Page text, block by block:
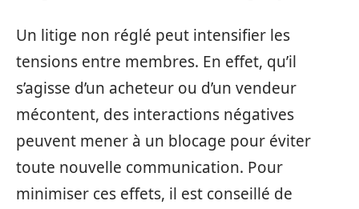
Un litige non réglé peut intensifier les
tensions entre membres. En effet, qu’il
s’agisse d’un acheteur ou d’un vendeur
mécontent, des interactions négatives
peuvent mener à un blocage pour éviter
toute nouvelle communication. Pour
minimiser ces effets, il est conseillé de